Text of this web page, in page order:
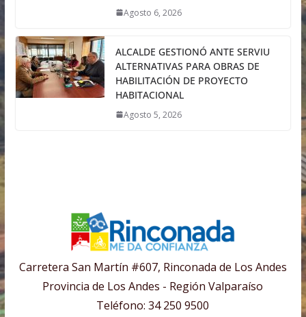
Agosto 6, 2026
ALCALDE GESTIONÓ ANTE SERVIU
ALTERNATIVAS PARA OBRAS DE
HABILITACIÓN DE PROYECTO
HABITACIONAL
Agosto 5, 2026
Carretera San Martín #607, Rinconada de Los Andes
Provincia de Los Andes - Región Valparaíso
Teléfono: 34 250 9500